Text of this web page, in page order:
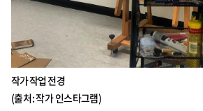
작가 작업 전경
(출처 : 작가 인스타그램)